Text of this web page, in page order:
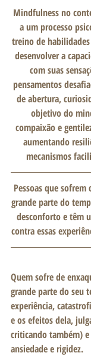
Mindfulness no
a um processo
treino de
desenvolver a
com suas
pensamentos
de abertura,
objetivo do
compaixão e
aumentando
mecanismos
Pessoas que sofrem
grande parte do
desconforto e têm
contra essas
Quem sofre de
grande parte do seu
experiência,
e os efeitos dela,
criticando também)
ansiedade e rigidez.